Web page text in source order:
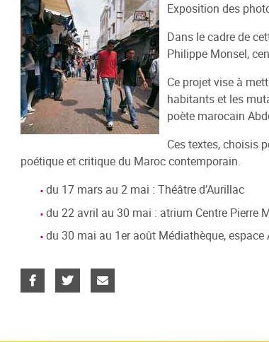
Les Espaces
Littérature
Documentaires
Art, Image & Son
Ludothèque
Presse
Auto-formation / études
En coulisses
Numérique
La Médi@thèque Numérique (CVS)
Livres audio DAISY (EOLE)
Lecture
Heure du Conte
De vives voix
Info-Jeunes
Présentation
Infos pratiques
Exposition des
Dans le cadre de
Philippe Monsel,
Ce projet vise à
habitants et les
poète marocain
Ces textes, choisis
poétique et critique du Maroc contemporain.
du 17 mars au 2 mai : Théâtre d’Aurillac
du 22 avril au 30 mai : atrium Centre Pierre
du 30 mai au 1er août Médiathèque, espace